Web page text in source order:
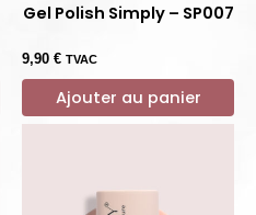
Gel Polish Simply – SP007
9,90 € TVAC
Ajouter au panier